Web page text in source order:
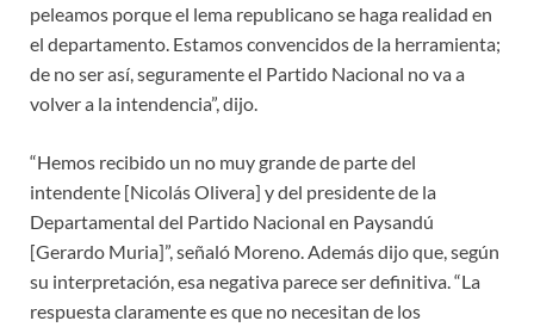
peleamos porque el lema republicano se haga realidad en
el departamento. Estamos convencidos de la herramienta;
de no ser así, seguramente el Partido Nacional no va a
volver a la intendencia”, dijo.
“Hemos recibido un no muy grande de parte del
intendente [Nicolás Olivera] y del presidente de la
Departamental del Partido Nacional en Paysandú
[Gerardo Muria]”, señaló Moreno. Además dijo que, según
su interpretación, esa negativa parece ser definitiva. “La
respuesta claramente es que no necesitan de los